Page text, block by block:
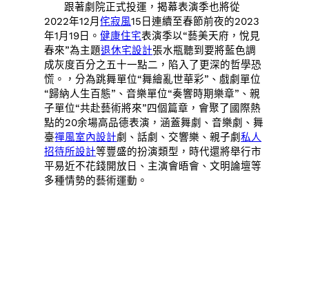
跟著劇院正式投運，揭幕表演季也將從
2022年12月侘寂風15日連續至春節前夜的2023
年1月19日。健康住宅表演季以“藝美天府，悅見
春來”為主題退休宅設計張水瓶聽到要將藍色調
成灰度百分之五十一點二，陷入了更深的哲學恐
慌。，分為跳舞單位“舞繪亂世華彩”、戲劇單位
“歸納人生百態”、音樂單位“奏響時期樂章”、親
子單位“共赴藝術將來”四個篇章，會聚了國際熱
點的20余場高品德表演，涵蓋舞劇、音樂劇、舞
臺禪風室內設計劇、話劇、交響樂、親子劇私人
招待所設計等豐盛的扮演類型，時代還將舉行市
平易近不花錢開放日、主演會晤會、文明論壇等
多種情勢的藝術運動。